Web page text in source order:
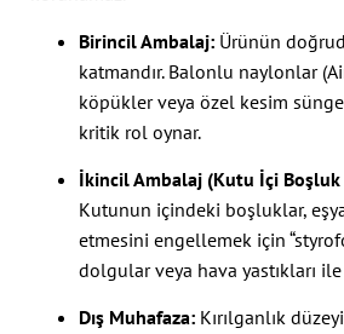
Birincil Ambalaj: Ürünün
katmandır. Balonlu naylonlar
köpükler veya özel kesim
kritik rol oynar.
İkincil Ambalaj (Kutu İçi
Kutunun içindeki boşluklar,
etmesini engellemek için
dolgular veya hava yastıkları
Dış Muhafaza: Kırılganlık